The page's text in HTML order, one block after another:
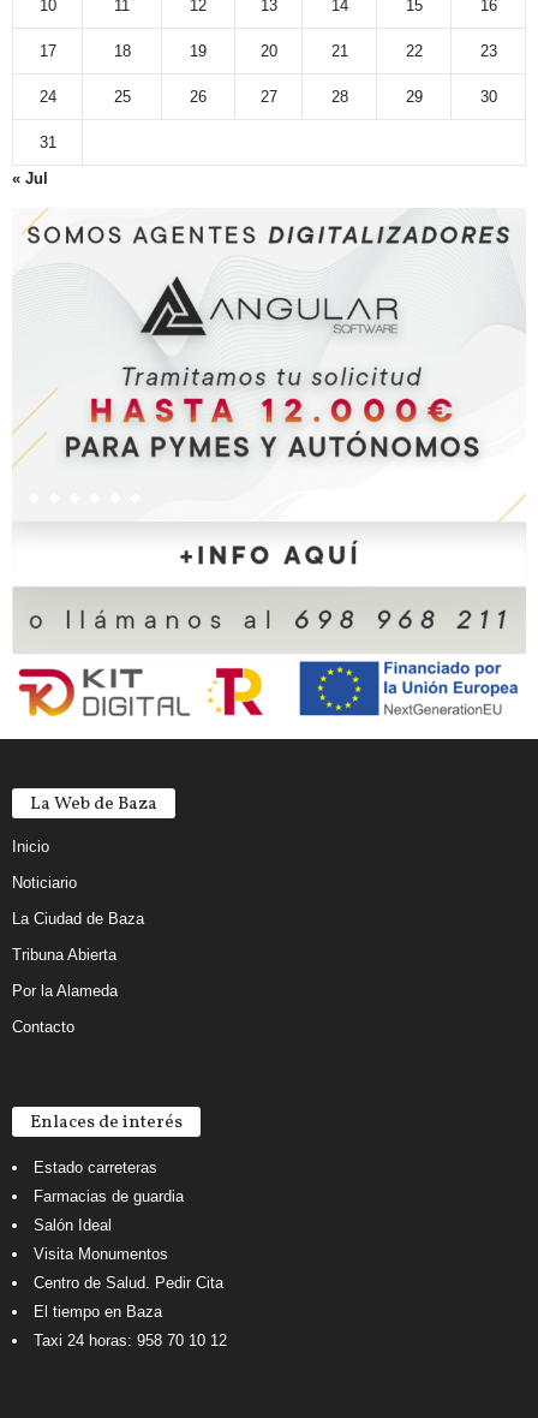
10 11 12 13 14 15 16
17 18 19 20 21 22 23
24 25 26 27 28 29 30
31
« Jul
La Web de Baza
Inicio
Noticiario
La Ciudad de Baza
Tribuna Abierta
Por la Alameda
Contacto
Enlaces de interés
Estado carreteras
Farmacias de guardia
Salón Ideal
Visita Monumentos
Centro de Salud. Pedir Cita
El tiempo en Baza
Taxi 24 horas: 958 70 10 12